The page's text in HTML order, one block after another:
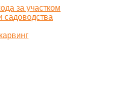
за участком
садоводства